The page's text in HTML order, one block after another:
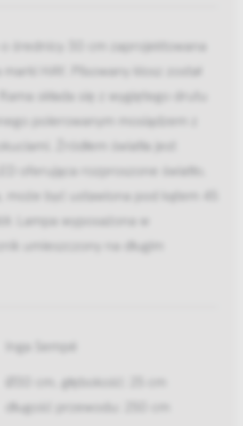
o średnicy 30 cm zaprojektowana
HAY. Plisowany klosz został
składa się z wygiętego drutu
polerowanym mosiądzem z
Źródłem światła jest
oferująca rozproszone światło.
może być ustawiona pod kątem 45
Lampa wyposażona w
umieszczony na długim
Inga Sempé
Ø30 cm, głębokość: 25 cm
długość przewodu: 250 cm